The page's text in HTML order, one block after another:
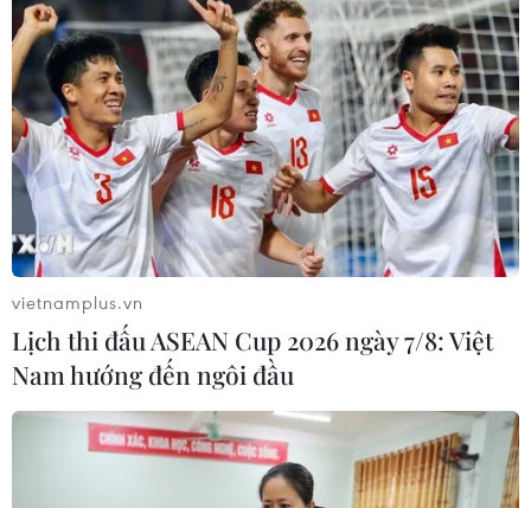
vietnamplus.vn
Lịch thi đấu ASEAN Cup 2026 ngày 7/8: Việt
Nam hướng đến ngôi đầu